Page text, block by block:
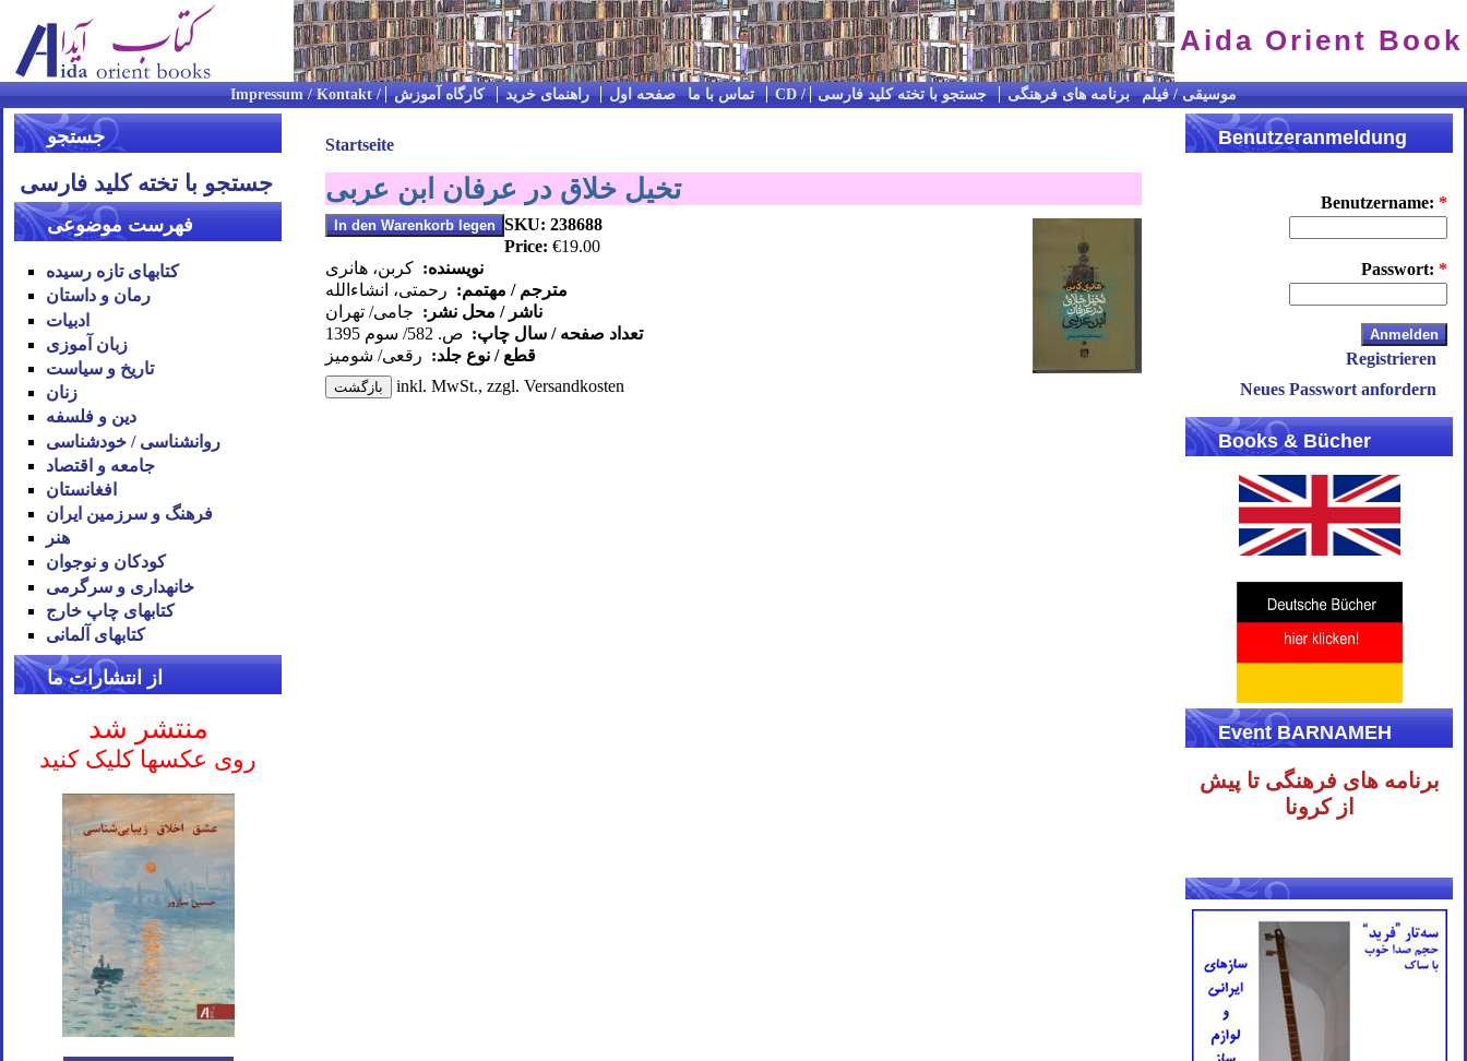
Aida Orient Book
Impressum / Kontakt / تماس با ما صفحه اول راهنمای خرید کارگاه آموزش CD / موسیقی / فیلم برنامه های فرهنگی جستجو با تخته کلید فارسی
جستجو
جستجو با تخته کلید فارسی
فهرست موضوعی
کتابهای تازه رسیده
رمان و داستان
ادبیات
زبان آموزی
تاریخ و سیاست
زنان
دین و فلسفه
روان‪شناسی / خودشناسی
جامعه و اقتصاد
افغانستان
فرهنگ و سرزمین ایران
هنر
کودکان و نوجوان
خانه‪داری و سرگرمی
کتاب‪های چاپ خارج
کتاب‪های آلمانی
از انتشارات ما
منتشر شد
روی عکسها کلیک کنید
Startseite
تخیل خلاق در عرفان ابن عربی
SKU: 238688
Price: €19.00
نویسنده: کربن، هانری
مترجم / مهتمم: رحمتی، انشاءالله
ناشر / محل نشر: جامی/ تهران
تعداد صفحه / سال چاپ: ص. 582/ سوم 1395
قطع / نوع جلد: رقعی/ شومیز
inkl. MwSt., zzgl. Versandkosten
Benutzeranmeldung
Benutzername: *
Passwort: *
Registrieren
Neues Passwort anfordern
Books & Bücher
Event BARNAMEH
برنامه های فرهنگی تا پیش
از کرونا